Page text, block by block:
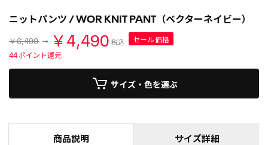
ニットパンツ / WOR KNIT PANT（ベクターネイビー）
￥6,490 ￥4,490 税込
セール価格
44ポイント還元
サイズ・色を選ぶ
商品説明 サイズ詳細